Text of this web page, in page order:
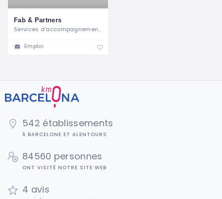
Fab & Partners
Services d'accompagnement à Barcelone
Emploi
542 établissements
À BARCELONE ET ALENTOURS
84560 personnes
ONT VISITÉ NOTRE SITE WEB
4 avis